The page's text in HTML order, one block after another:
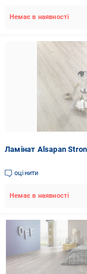
Немає в наявності
Ламінат Alsapan
оцінити
Немає в наявності